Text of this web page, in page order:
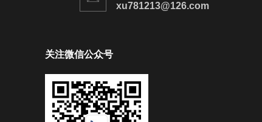
xu781213@126.com
关注微信公众号